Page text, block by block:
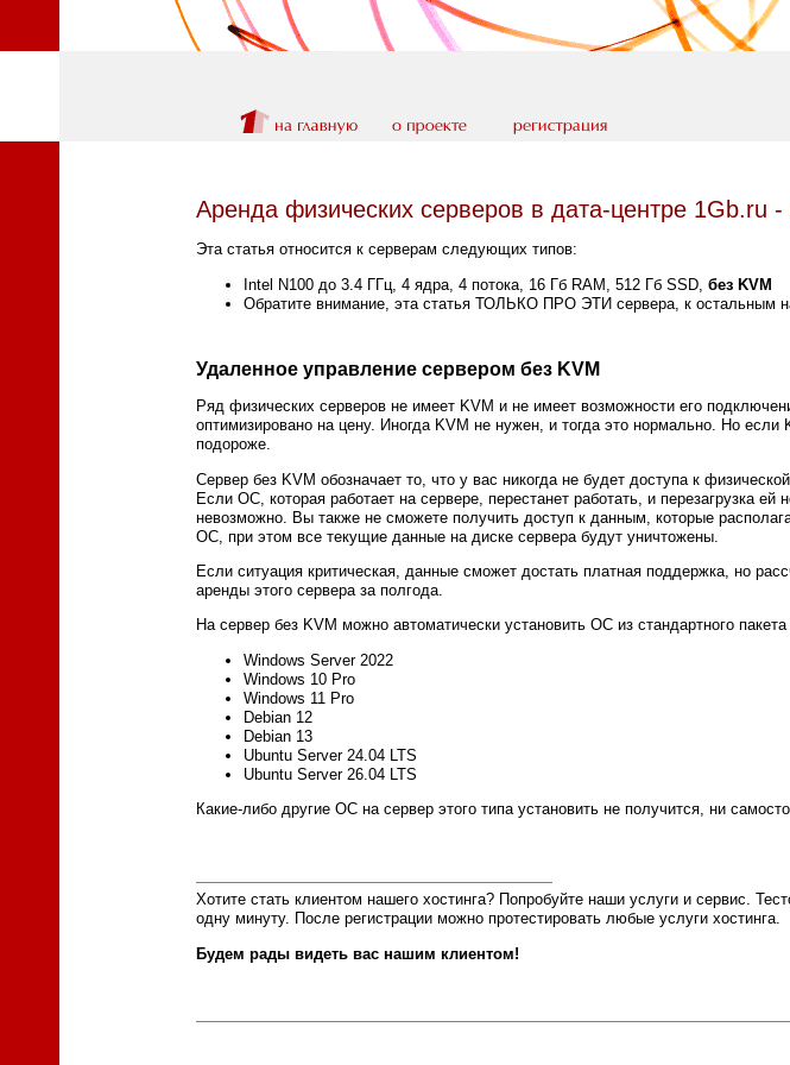
Аренда физических серверов в дата-центре 1Gb.ru -
Эта статья относится к серверам следующих типов:
Intel N100 до 3.4 ГГц, 4 ядра, 4 потока, 16 Гб RAM, 512 Гб SSD, без KVM
Обратите внимание, эта статья ТОЛЬКО ПРО ЭТИ сервера, к остальным
Удаленное управление сервером без KVM
Ряд физических серверов не имеет KVM и не имеет возможности его
оптимизировано на цену. Иногда KVM не нужен, и тогда это нормально. Но
подороже.
Сервер без KVM обозначает то, что у вас никогда не будет доступа к
Если ОС, которая работает на сервере, перестанет работать, и перезагрузка ей
невозможно. Вы также не сможете получить доступ к данным, которые
ОС, при этом все текущие данные на диске сервера будут уничтожены.
Если ситуация критическая, данные сможет достать платная поддержка, но
аренды этого сервера за полгода.
На сервер без KVM можно автоматически установить ОС из стандартного
Windows Server 2022
Windows 10 Pro
Windows 11 Pro
Debian 12
Debian 13
Ubuntu Server 24.04 LTS
Ubuntu Server 26.04 LTS
Какие-либо другие ОС на сервер этого типа установить не получится, ни
Хотите стать клиентом нашего хостинга? Попробуйте наши услуги и сервис.
одну минуту. После регистрации можно протестировать любые услуги хостинга.
Будем рады видеть вас нашим клиентом!